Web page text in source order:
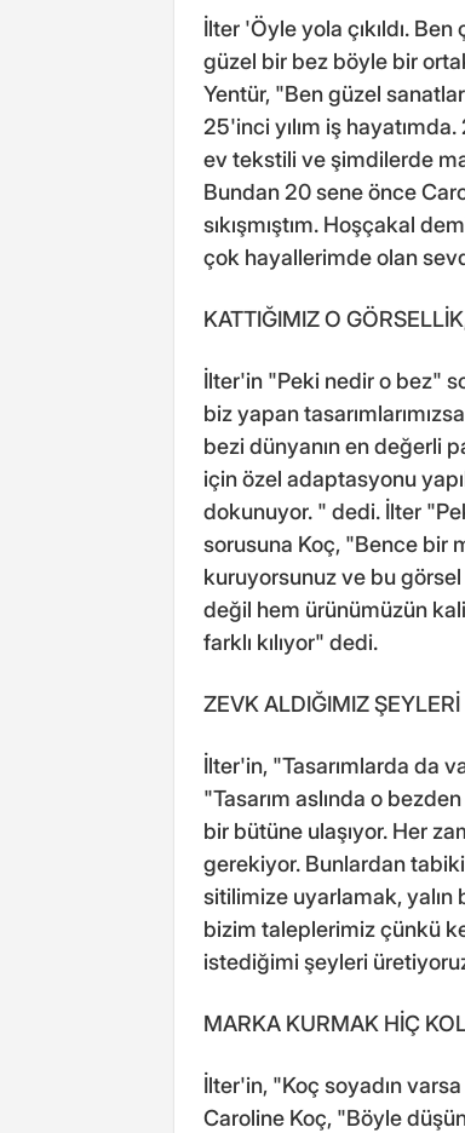
İlter 'Öyle yola çıkıldı.
güzel bir bez böyle bir
Yentür, "Ben güzel
25'inci yılım iş
ev tekstili ve şimdilerde
Bundan 20 sene önce
sıkışmıştım. Hoşçakal
çok hayallerimde olan
KATTIĞIMIZ O
İlter'in "Peki nedir o bez"
biz yapan
bezi dünyanın en değerli
için özel adaptasyonu
dokunuyor. " dedi. İlter
sorusuna Koç, "Bence bir
kuruyorsunuz ve bu
değil hem ürünümüzün
farklı kılıyor" dedi.
ZEVK ALDIĞIMIZ
İlter'in, "Tasarımlarda da
"Tasarım aslında o
bir bütüne ulaşıyor. Her
gerekiyor. Bunlardan
sitilimize uyarlamak, yalın
bizim taleplerimiz çünkü
istediğimi şeyleri
MARKA KURMAK HİÇ
İlter'in, "Koç soyadın
Caroline Koç, "Böyle